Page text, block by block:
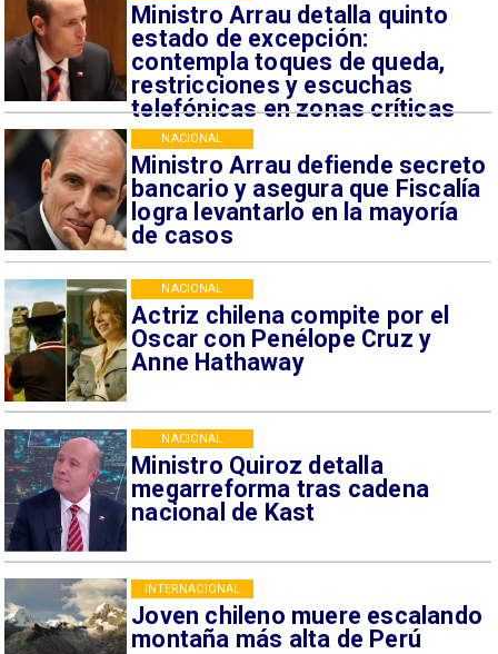
Ministro Arrau detalla quinto
estado de excepción:
contempla toques de queda,
restricciones y escuchas
telefónicas en zonas críticas
Ministro Arrau defiende secreto
bancario y asegura que Fiscalía
logra levantarlo en la mayoría
de casos
NACIONAL
Actriz chilena compite por el
Oscar con Penélope Cruz y
Anne Hathaway
NACIONAL
Ministro Quiroz detalla
megarreforma tras cadena
nacional de Kast
NACIONAL
Joven chileno muere escalando
montaña más alta de Perú
INTERNACIONAL